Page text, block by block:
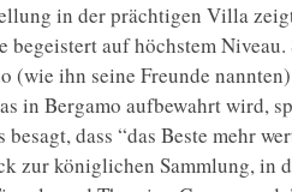
in der prächtigen Villa
begeistert auf höchstem
(wie ihn seine Freunde
in Bergamo aufbewahrt wird,
besagt, dass “das Beste mehr
zur königlichen Sammlung,